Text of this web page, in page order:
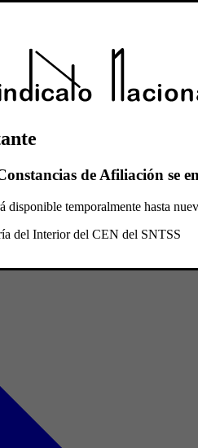
de Afiliación se
disponible temporalmente hasta
del Interior del CEN del SNTSS